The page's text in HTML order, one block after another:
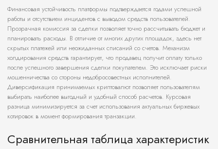
Финансовая устойчивость платформы подтверждается годами успешной
работы и отсутствием инцидентов с выводом средств пользователей.
Прозрачная комиссия за сделки позволяет точно рассчитывать бюджет и
планировать расходы. В отличие от многих других площадок, здесь нет
скрытых платежей или неожиданных списаний со счетов. Механизм
холдирования средств гарантирует, что продавец получит оплату только
после успешного завершения сделки покупателем. Это исключает риски
мошенничества со стороны недобросовестных исполнителей.
Диверсификация принимаемых криптовалют позволяет пользователям
выбирать наиболее выгодный и удобный способ расчетов. Курсовая
разница минимизируется за счет использования актуальных биржевых
котировок в момент формирования транзакции.
Сравнительная таблица характеристик